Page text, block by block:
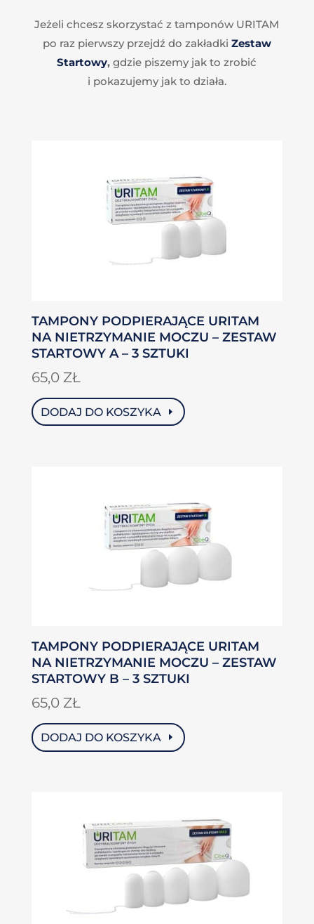
Jeżeli chcesz skorzystać z tamponów URITAM
po raz pierwszy przejdź do zakładki Zestaw
Startowy, gdzie piszemy jak to zrobić
i pokazujemy jak to działa.
TAMPONY PODPIERAJĄCE URITAM
NA NIETRZYMANIE MOCZU – ZESTAW
STARTOWY A – 3 SZTUKI
65,0 ZŁ
DODAJ DO KOSZYKA
TAMPONY PODPIERAJĄCE URITAM
NA NIETRZYMANIE MOCZU – ZESTAW
STARTOWY B – 3 SZTUKI
65,0 ZŁ
DODAJ DO KOSZYKA